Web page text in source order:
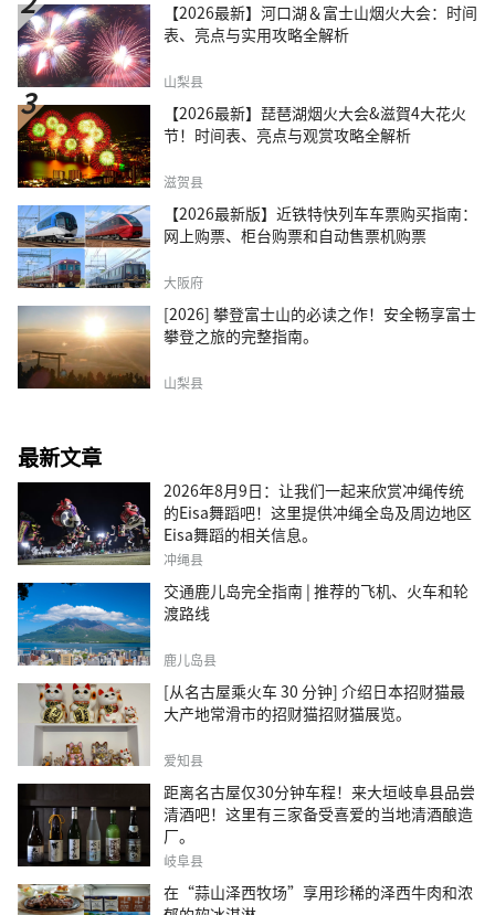
【2026最新】河口湖＆富士山烟火大会：时间
表、亮点与实用攻略全解析
山梨县
【2026最新】琵琶湖烟火大会&滋賀4大花火
节！时间表、亮点与观赏攻略全解析
滋贺县
【2026最新版】近铁特快列车车票购买指南：
网上购票、柜台购票和自动售票机购票
大阪府
[2026] 攀登富士山的必读之作！安全畅享富士
攀登之旅的完整指南。
山梨县
最新文章
2026年8月9日：让我们一起来欣赏冲绳传统
的Eisa舞蹈吧！这里提供冲绳全岛及周边地区
Eisa舞蹈的相关信息。
冲绳县
交通鹿儿岛完全指南 | 推荐的飞机、火车和轮
渡路线
鹿儿岛县
[从名古屋乘火车 30 分钟] 介绍日本招财猫最
大产地常滑市的招财猫招财猫展览。
爱知县
距离名古屋仅30分钟车程！来大垣岐阜县品尝
清酒吧！这里有三家备受喜爱的当地清酒酿造
厂。
岐阜县
在“蒜山泽西牧场”享用珍稀的泽西牛肉和浓